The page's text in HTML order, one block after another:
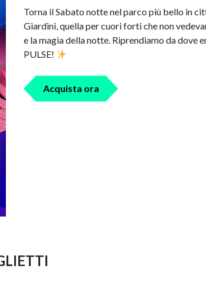
Torna il Sabato notte nel parco più bello in
Giardini, quella per cuori forti che non
e la magia della notte. Riprendiamo da dove
PULSE!
Acquista ora